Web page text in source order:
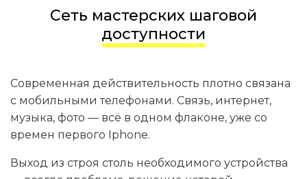
Сеть мастерских шаговой
доступности
Современная действительность плотно связана
с мобильными телефонами. Связь, интернет,
музыка, фото — всё в одном флаконе, уже со
времен первого Iphone.
Выход из строя столь необходимого устройства